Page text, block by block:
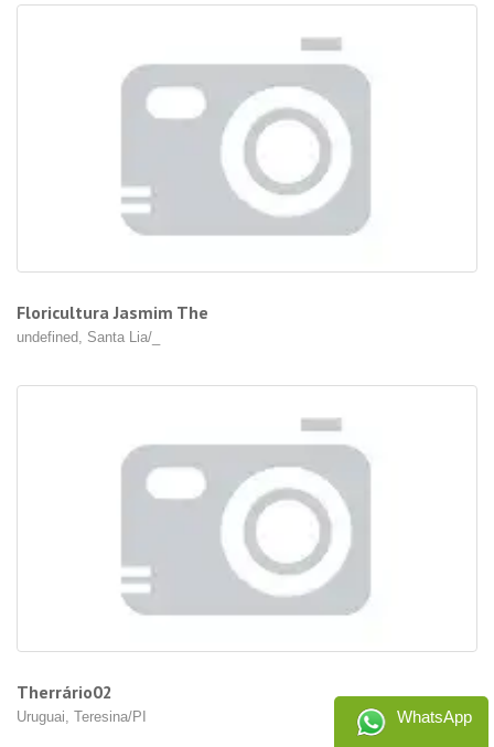
Floricultura Jasmim The
undefined, Santa Lia/_
Therrário02
Uruguai, Teresina/PI WhatsApp